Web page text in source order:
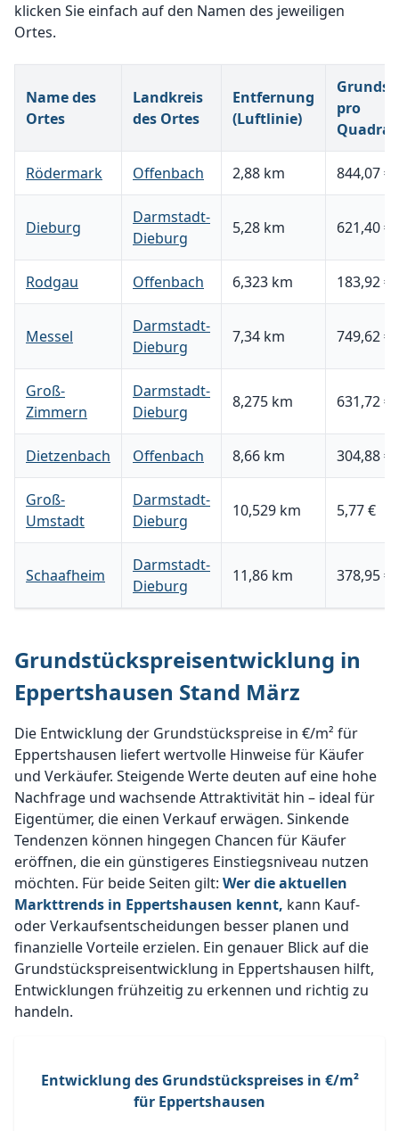
klicken Sie einfach auf den Namen des jeweiligen
Ortes.
Name des
Ortes
Landkreis
des Ortes
Entfernung
(Luftlinie)
pro
Rödermark Offenbach 2,88 km 844,07 €
Dieburg
Darmstadt-
Dieburg
5,28 km 621,40 €
Rodgau Offenbach 6,323 km 183,92 €
Messel
Darmstadt-
Dieburg
7,34 km 749,62 €
Groß-
Zimmern
Darmstadt-
Dieburg
8,275 km 631,72 €
Dietzenbach Offenbach 8,66 km 304,88 €
Groß-
Umstadt
Darmstadt-
Dieburg
10,529 km 5,77 €
Schaafheim
Darmstadt-
Dieburg
11,86 km 378,95 €
Grundstückspreisentwicklung in
Eppertshausen Stand März
Die Entwicklung der Grundstückspreise in €/m² für
Eppertshausen liefert wertvolle Hinweise für Käufer
und Verkäufer. Steigende Werte deuten auf eine hohe
Nachfrage und wachsende Attraktivität hin – ideal für
Eigentümer, die einen Verkauf erwägen. Sinkende
Tendenzen können hingegen Chancen für Käufer
eröffnen, die ein günstigeres Einstiegsniveau nutzen
möchten. Für beide Seiten gilt: Wer die aktuellen
Markttrends in Eppertshausen kennt, kann Kauf-
oder Verkaufsentscheidungen besser planen und
finanzielle Vorteile erzielen. Ein genauer Blick auf die
Grundstückspreisentwicklung in Eppertshausen hilft,
Entwicklungen frühzeitig zu erkennen und richtig zu
handeln.
Entwicklung des Grundstückspreises in €/m²
für Eppertshausen